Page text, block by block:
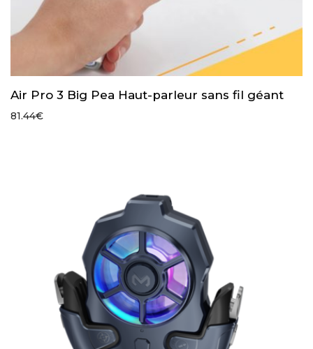
Air Pro 3 Big Pea Haut-parleur sans fil géant
81.44€